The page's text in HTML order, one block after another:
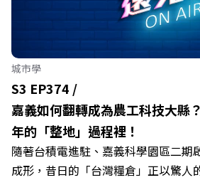
城市學
S3 EP374 /
嘉義如何翻轉成為農工科技大縣
年的「整地」過程裡！
隨著台積電進駐、嘉義科學園區二期
成形，昔日的「台灣糧倉」正以驚人